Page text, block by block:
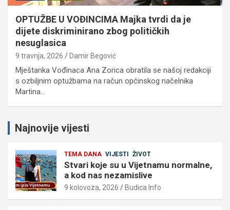
OPTUŽBE U VOĐINCIMA Majka tvrdi da je
dijete diskriminirano zbog političkih
nesuglasica
9 travnja, 2026 Damir Begović
Mještanka Vođinaca Ana Zorica obratila se našoj redakciji
s ozbiljnim optužbama na račun općinskog načelnika
Martina…
Najnovije vijesti
TEMA DANA VIJESTI ŽIVOT
Stvari koje su u Vijetnamu normalne,
a kod nas nezamislive
9 kolovoza, 2026 Budica Info